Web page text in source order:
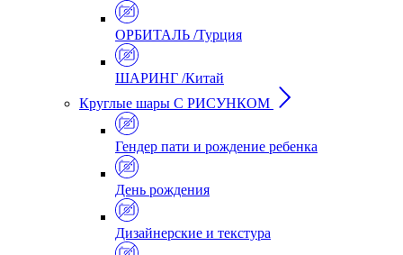
ОРБИТАЛЬ /Турция
ШАРИНГ /Китай
Круглые шары С РИСУНКОМ
Гендер пати и рождение ребенка
День рождения
Дизайнерские и текстура